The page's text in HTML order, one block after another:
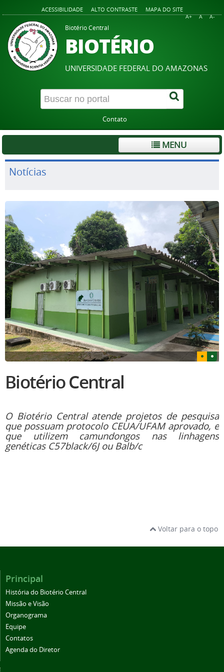
ACESSIBILIDADE ALTO CONTRASTE MAPA DO SITE
A+ A A-
Biotério Central
BIOTÉRIO
UNIVERSIDADE FEDERAL DO AMAZONAS
Contato
MENU
Notícias
Biotério Central
O Biotério Central atende projetos de pesquisa
que possuam protocolo CEUA/UFAM aprovado, e
que utilizem camundongos nas linhagens
genéticas C57black/6J ou Balb/c
Voltar para o topo
Principal
História do Biotério Central
Missão e Visão
Organograma
Equipe
Contatos
Agenda do Diretor